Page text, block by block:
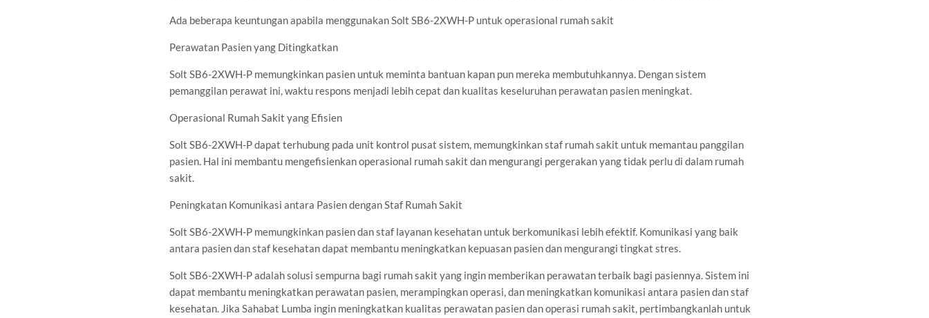
Ada beberapa keuntungan apabila menggunakan Solt SB6-2XWH-P untuk operasional rumah sakit
Perawatan Pasien yang Ditingkatkan
Solt SB6-2XWH-P memungkinkan pasien untuk meminta bantuan kapan pun mereka membutuhkannya. Dengan sistem
pemanggilan perawat ini, waktu respons menjadi lebih cepat dan kualitas keseluruhan perawatan pasien meningkat.
Operasional Rumah Sakit yang Efisien
Solt SB6-2XWH-P dapat terhubung pada unit kontrol pusat sistem, memungkinkan staf rumah sakit untuk memantau panggilan
pasien. Hal ini membantu mengefisienkan operasional rumah sakit dan mengurangi pergerakan yang tidak perlu di dalam rumah
sakit.
Peningkatan Komunikasi antara Pasien dengan Staf Rumah Sakit
Solt SB6-2XWH-P memungkinkan pasien dan staf layanan kesehatan untuk berkomunikasi lebih efektif. Komunikasi yang baik
antara pasien dan staf kesehatan dapat membantu meningkatkan kepuasan pasien dan mengurangi tingkat stres.
Solt SB6-2XWH-P adalah solusi sempurna bagi rumah sakit yang ingin memberikan perawatan terbaik bagi pasiennya. Sistem ini
dapat membantu meningkatkan perawatan pasien, merampingkan operasi, dan meningkatkan komunikasi antara pasien dan staf
kesehatan. Jika Sahabat Lumba ingin meningkatkan kualitas perawatan pasien dan operasi rumah sakit, pertimbangkanlah untuk